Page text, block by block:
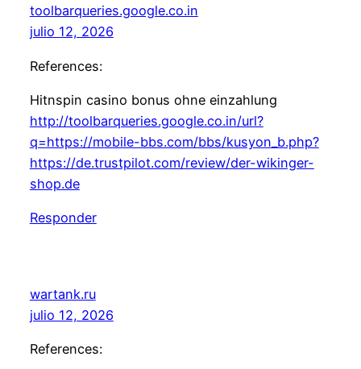
toolbarqueries.google.co.in
julio 12, 2026
References:
Hitnspin casino bonus ohne einzahlung
http://toolbarqueries.google.co.in/url?
q=https://mobile-bbs.com/bbs/kusyon_b.php?
https://de.trustpilot.com/review/der-wikinger-
shop.de
Responder
wartank.ru
julio 12, 2026
References: